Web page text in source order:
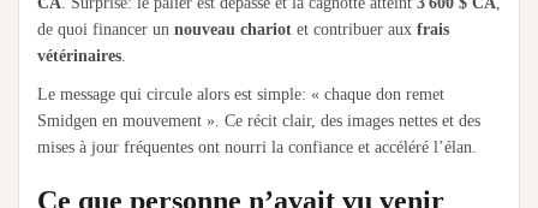
de quoi financer un nouveau chariot et contribuer aux frais
vétérinaires.
Le message qui circule alors est simple: « chaque don remet
Smidgen en mouvement ». Ce récit clair, des images nettes et des
mises à jour fréquentes ont nourri la confiance et accéléré l’élan.
Ce que personne n’avait vu venir